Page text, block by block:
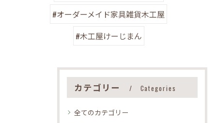
#オーダーメイド家具雑貨木工屋
#木工屋けーじまん
カテゴリー Categories
全てのカテゴリー